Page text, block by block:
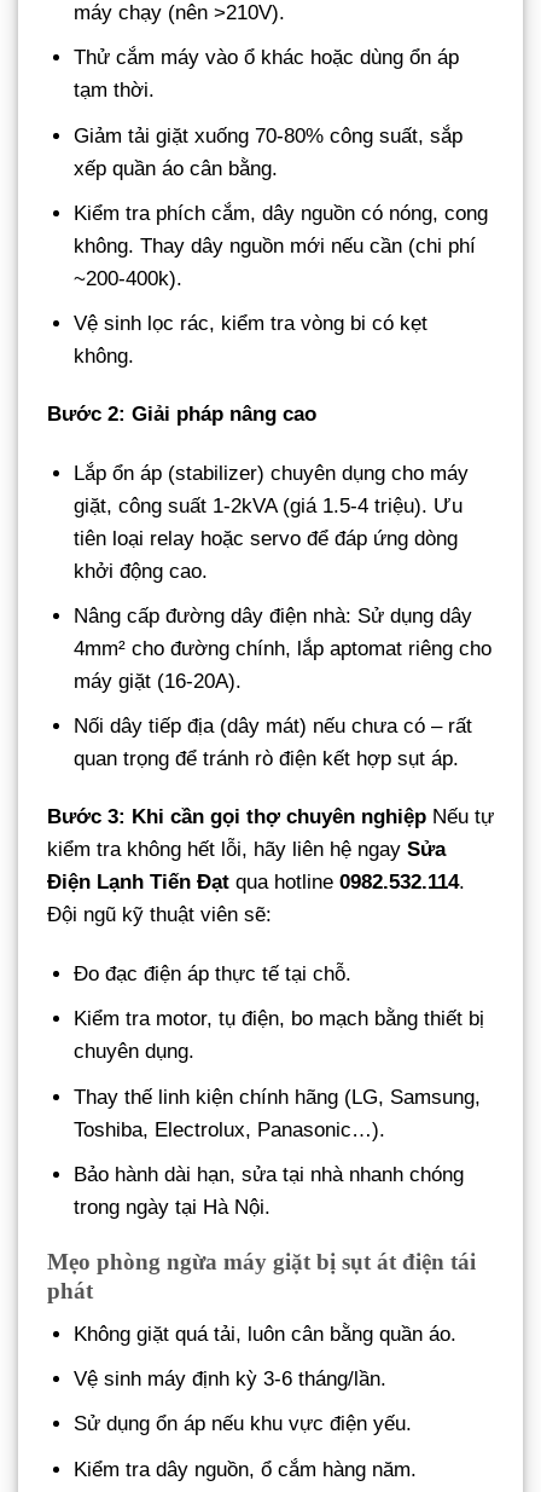
máy chạy (nên >210V).
Thử cắm máy vào ổ khác hoặc dùng ổn áp
tạm thời.
Giảm tải giặt xuống 70-80% công suất, sắp
xếp quần áo cân bằng.
Kiểm tra phích cắm, dây nguồn có nóng, cong
không. Thay dây nguồn mới nếu cần (chi phí
~200-400k).
Vệ sinh lọc rác, kiểm tra vòng bi có kẹt
không.
Bước 2: Giải pháp nâng cao
Lắp ổn áp (stabilizer) chuyên dụng cho máy
giặt, công suất 1-2kVA (giá 1.5-4 triệu). Ưu
tiên loại relay hoặc servo để đáp ứng dòng
khởi động cao.
Nâng cấp đường dây điện nhà: Sử dụng dây
4mm² cho đường chính, lắp aptomat riêng cho
máy giặt (16-20A).
Nối dây tiếp địa (dây mát) nếu chưa có – rất
quan trọng để tránh rò điện kết hợp sụt áp.
Bước 3: Khi cần gọi thợ chuyên nghiệp Nếu tự
kiểm tra không hết lỗi, hãy liên hệ ngay Sửa
Điện Lạnh Tiến Đạt qua hotline 0982.532.114.
Đội ngũ kỹ thuật viên sẽ:
Đo đạc điện áp thực tế tại chỗ.
Kiểm tra motor, tụ điện, bo mạch bằng thiết bị
chuyên dụng.
Thay thế linh kiện chính hãng (LG, Samsung,
Toshiba, Electrolux, Panasonic…).
Bảo hành dài hạn, sửa tại nhà nhanh chóng
trong ngày tại Hà Nội.
Mẹo phòng ngừa máy giặt bị sụt át điện tái
phát
Không giặt quá tải, luôn cân bằng quần áo.
Vệ sinh máy định kỳ 3-6 tháng/lần.
Sử dụng ổn áp nếu khu vực điện yếu.
Kiểm tra dây nguồn, ổ cắm hàng năm.